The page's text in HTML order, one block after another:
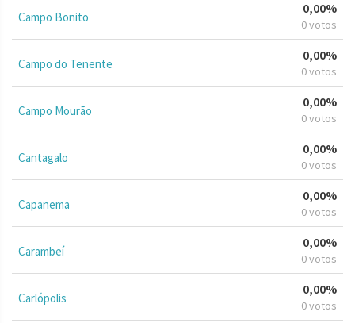
Campo Bonito
0,00%
0 votos
Campo do Tenente
0,00%
0 votos
Campo Mourão
0,00%
0 votos
Cantagalo
0,00%
0 votos
Capanema
0,00%
0 votos
Carambeí
0,00%
0 votos
Carlópolis
0,00%
0 votos